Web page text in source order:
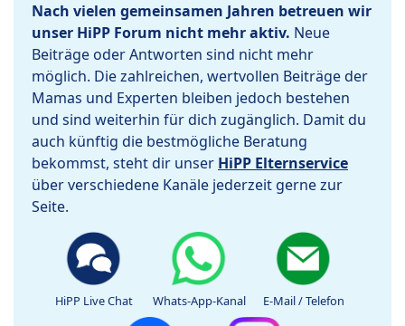
Nach vielen gemeinsamen Jahren betreuen wir
unser HiPP Forum nicht mehr aktiv. Neue
Beiträge oder Antworten sind nicht mehr
möglich. Die zahlreichen, wertvollen Beiträge der
Mamas und Experten bleiben jedoch bestehen
und sind weiterhin für dich zugänglich. Damit du
auch künftig die bestmögliche Beratung
bekommst, steht dir unser HiPP Elternservice
über verschiedene Kanäle jederzeit gerne zur
Seite.
HiPP Live Chat Whats-App-Kanal E-Mail / Telefon